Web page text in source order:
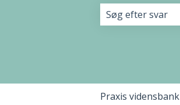
Praxis vidensbank